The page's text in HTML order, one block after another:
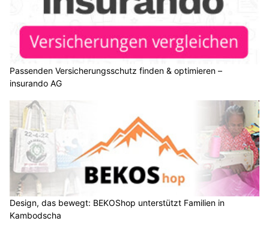
Passenden Versicherungsschutz finden & optimieren –
insurando AG
Design, das bewegt: BEKOShop unterstützt Familien in
Kambodscha